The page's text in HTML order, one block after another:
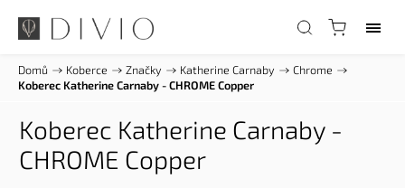
Domů / Koberce / Značky / Katherine Carnaby / Chrome /
Koberec Katherine Carnaby - CHROME Copper
Koberec Katherine Carnaby -
CHROME Copper